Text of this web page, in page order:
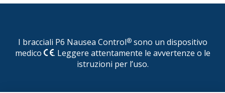
I bracciali P6 Nausea Control®sono un dispositivo
medico
. Leggere attentamente le avvertenze o le
istruzioni per l’uso.